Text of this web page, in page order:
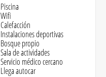
Piscina
Wifi
Calefacción
Instalaciones deportivas
Bosque propio
Sala de actividades
Servicio médico cercano
Llega autocar